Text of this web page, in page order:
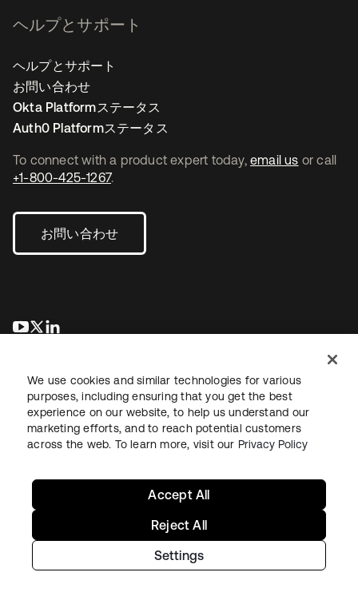
To connect with a product expert today, email us or call
+1-800-425-1267.
お問い合わせ
新しいタブで開く
新しいタブで開く
ヘルプとサポート
ヘルプとサポート
お問い合わせ
Okta Platformステータス
Auth0 Platformステータス
法務プライバシーポリシーサイト利用規約セキュリティ
Copyright © 2026 Okta. All rights reserved.
We use cookies and similar technologies for various
purposes, including ensuring that you get the best
experience on our website, to help us understand our
marketing efforts, and to reach potential customers
across the web. To learn more, visit our Privacy Policy
Settings
Reject All
Accept All